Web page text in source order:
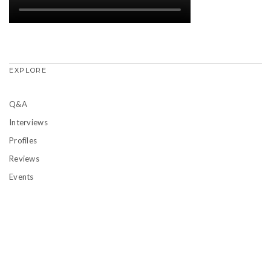
EXPLORE
Q&A
Interviews
Profiles
Reviews
Events